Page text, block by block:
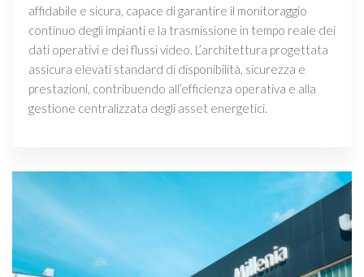
affidabile e sicura, capace di garantire il monitoraggio
continuo degli impianti e la trasmissione in tempo reale dei
dati operativi e dei flussi video. L’architettura progettata
assicura elevati standard di disponibilità, sicurezza e
prestazioni, contribuendo all’efficienza operativa e alla
gestione centralizzata degli asset energetici.